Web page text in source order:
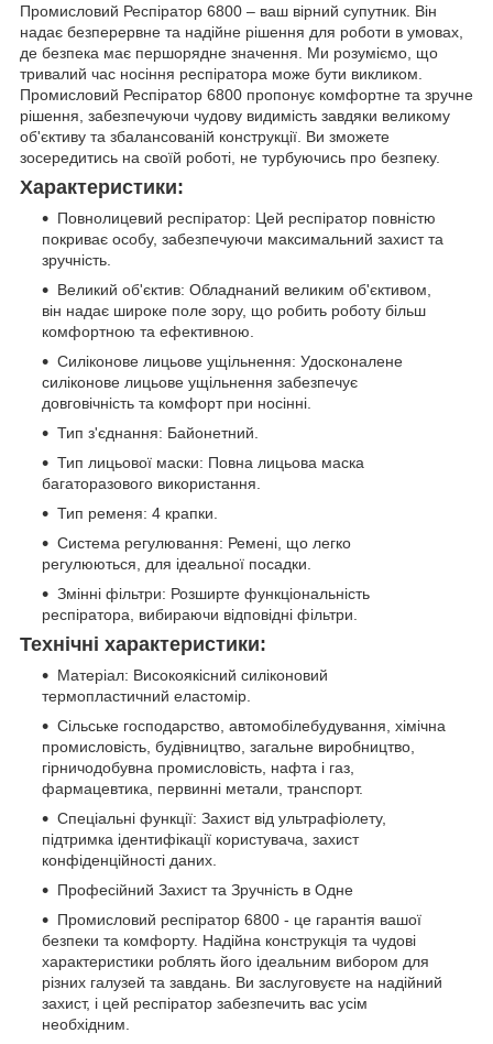
Промисловий Респіратор 6800 – ваш вірний супутник. Він
надає безперервне та надійне рішення для роботи в умовах,
де безпека має першорядне значення. Ми розуміємо, що
тривалий час носіння респіратора може бути викликом.
Промисловий Респіратор 6800 пропонує комфортне та зручне
рішення, забезпечуючи чудову видимість завдяки великому
об'єктиву та збалансованій конструкції. Ви зможете
зосередитись на своїй роботі, не турбуючись про безпеку.
Характеристики:
Повнолицевий респіратор: Цей респіратор повністю
покриває особу, забезпечуючи максимальний захист та
зручність.
Великий об'єктив: Обладнаний великим об'єктивом,
він надає широке поле зору, що робить роботу більш
комфортною та ефективною.
Силіконове лицьове ущільнення: Удосконалене
силіконове лицьове ущільнення забезпечує
довговічність та комфорт при носінні.
Тип з'єднання: Байонетний.
Тип лицьової маски: Повна лицьова маска
багаторазового використання.
Тип ременя: 4 крапки.
Система регулювання: Ремені, що легко
регулюються, для ідеальної посадки.
Змінні фільтри: Розширте функціональність
респіратора, вибираючи відповідні фільтри.
Технічні характеристики:
Матеріал: Високоякісний силіконовий
термопластичний еластомір.
Сільське господарство, автомобілебудування, хімічна
промисловість, будівництво, загальне виробництво,
гірничодобувна промисловість, нафта і газ,
фармацевтика, первинні метали, транспорт.
Спеціальні функції: Захист від ультрафіолету,
підтримка ідентифікації користувача, захист
конфіденційності даних.
Професійний Захист та Зручність в Одне
Промисловий респіратор 6800 - це гарантія вашої
безпеки та комфорту. Надійна конструкція та чудові
характеристики роблять його ідеальним вибором для
різних галузей та завдань. Ви заслуговуєте на надійний
захист, і цей респіратор забезпечить вас усім
необхідним.